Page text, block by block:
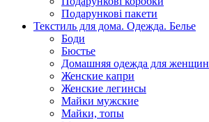
Подарункові пакети
Текстиль для дома. Одежда. Белье
Боди
Бюстье
Домашняя одежда для женщин
Женские капри
Женские легинсы
Майки мужские
Майки, топы